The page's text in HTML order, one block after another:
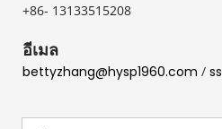
+86- 13133515208
อีเมล
bettyzhang@hysp1960.com /